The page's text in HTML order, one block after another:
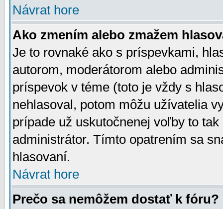
Návrat hore
Ako zmením alebo zmažem
Je to rovnaké ako s príspevkami,
autorom, moderátorom alebo
príspevok v téme (toto je vždy s
nehlasoval, potom môžu užívatelia
prípade už uskutočnenej voľby to
administrátor. Tímto opatrením sa
hlasovaní.
Návrat hore
Prečo sa nemôžem dostať k fóru?